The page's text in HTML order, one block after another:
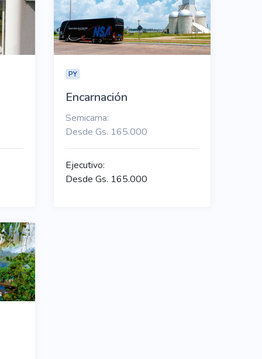
PY
Encarnación
Semicama:
Desde Gs. 165.000
Ejecutivo:
Desde Gs. 165.000